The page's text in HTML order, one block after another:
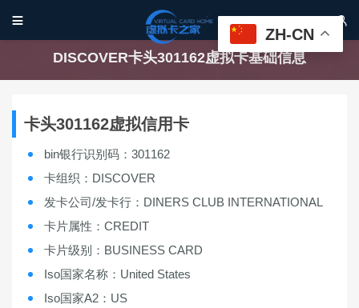
 
DISCOVER卡头301162虚拟卡基础信息
卡头301162虚拟信用卡
bin银行识别码：301162
卡组织：DISCOVER
发卡公司/发卡行：DINERS CLUB INTERNATIONAL
卡片属性：CREDIT
卡片级别：BUSINESS CARD
Iso国家名称：United States
Iso国家A2：US
ZH-CN